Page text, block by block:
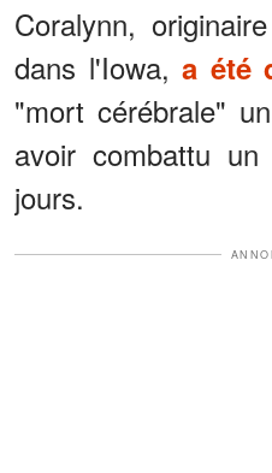
Coralynn,
dans l'Iowa, a été
"mort cérébrale"
avoir combattu
jours.